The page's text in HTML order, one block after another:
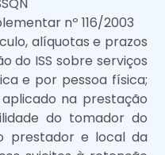
nº 116/2003
alíquotas e prazos
do ISS sobre serviços
e por pessoa física;
na prestação
do tomador do
prestador e local da